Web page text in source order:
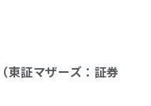
東証マザーズ：証券